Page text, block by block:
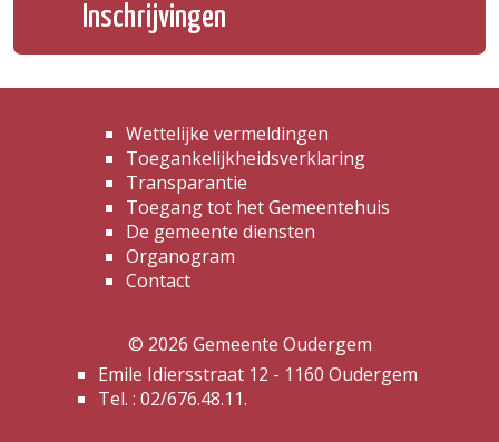
Inschrijvingen
Wettelijke vermeldingen
Toegankelijkheidsverklaring
Transparantie
Toegang tot het Gemeentehuis
De gemeente diensten
Organogram
Contact
© 2026 Gemeente Oudergem
Emile Idiersstraat 12 - 1160 Oudergem
Tel. : 02/676.48.11.